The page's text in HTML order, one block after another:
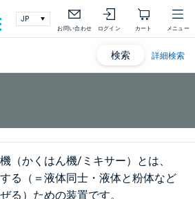
お問い合わせ ログイン カート メニュー
検索 詳細検索
（かくはん機/ミキサー）とは、
る（＝液体同士・液体と粉体など
る）ための装置です。